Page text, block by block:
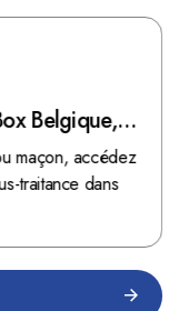
Belgique,
maçon, accédez
traitance dans